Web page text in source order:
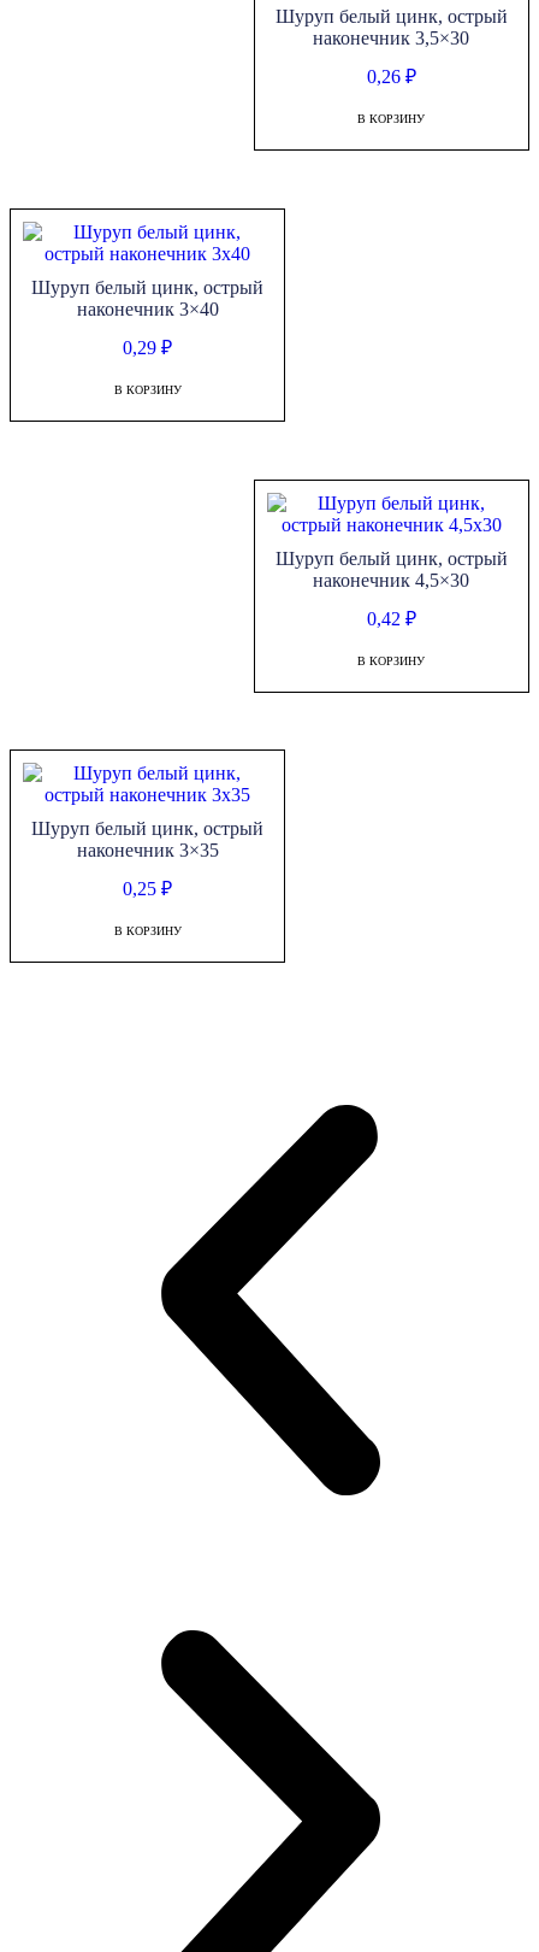
Шуруп белый цинк, острый
наконечник 3,5×30
0,26 ₽
В КОРЗИНУ
Шуруп белый цинк, острый
наконечник 3×40
0,29₽
В КОРЗИНУ
Шуруп белый цинк, острый
наконечник 4,5×30
0,42 ₽
В КОРЗИНУ
Шуруп белый цинк, острый
наконечник 3×35
0,25₽
В КОРЗИНУ